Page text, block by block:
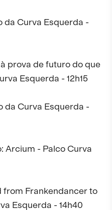
da Curva Esquerda -
prova de futuro do que
Esquerda - 12h15
da Curva Esquerda -
Arcium - Palco Curva
from Frankendancer to
Esquerda - 14h40